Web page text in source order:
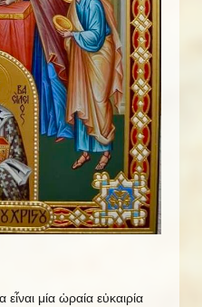
μία ὡραία εὐκαιρία